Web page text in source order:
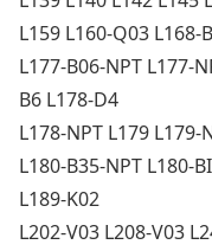
L159 L160-Q03 L168-
L177-B06-NPT L177-
B6 L178-D4
L178-NPT L179 L179-
L180-B35-NPT L180-
L189-K02
L202-V03 L208-V03